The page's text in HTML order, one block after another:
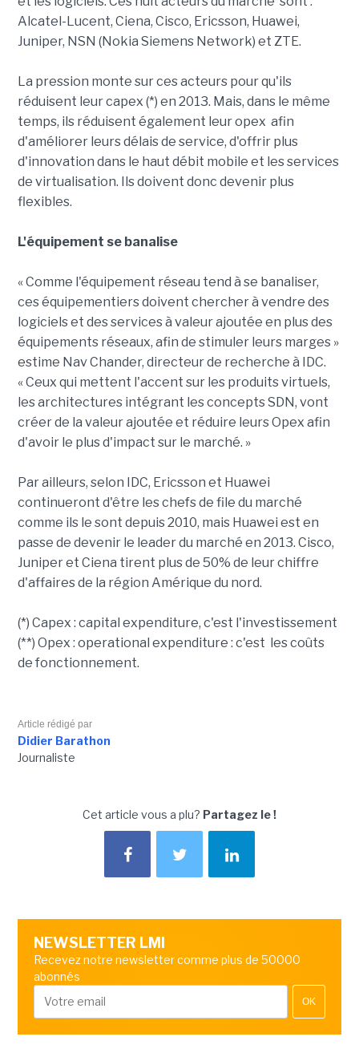
Alcatel-Lucent, Ciena, Cisco, Ericsson, Huawei,
Juniper, NSN (Nokia Siemens Network) et ZTE.
La pression monte sur ces acteurs pour qu'ils
réduisent leur capex (*) en 2013. Mais, dans le même
temps, ils réduisent également leur opex afin
d'améliorer leurs délais de service, d'offrir plus
d'innovation dans le haut débit mobile et les services
de virtualisation. Ils doivent donc devenir plus
flexibles.
L'équipement se banalise
« Comme l'équipement réseau tend à se banaliser,
ces équipementiers doivent chercher à vendre des
logiciels et des services à valeur ajoutée en plus des
équipements réseaux, afin de stimuler leurs marges »
estime Nav Chander, directeur de recherche à IDC.
« Ceux qui mettent l'accent sur les produits virtuels,
les architectures intégrant les concepts SDN, vont
créer de la valeur ajoutée et réduire leurs Opex afin
d'avoir le plus d'impact sur le marché. »
Par ailleurs, selon IDC, Ericsson et Huawei
continueront d'être les chefs de file du marché
comme ils le sont depuis 2010, mais Huawei est en
passe de devenir le leader du marché en 2013. Cisco,
Juniper et Ciena tirent plus de 50% de leur chiffre
d'affaires de la région Amérique du nord.
(*) Capex : capital expenditure, c'est l'investissement
(**) Opex : operational expenditure : c'est les coûts
de fonctionnement.
Article rédigé par
Didier Barathon
Journaliste
Cet article vous a plu? Partagez le !
NEWSLETTER LMI
Recevez notre newsletter comme plus de 50000
abonnés
OK